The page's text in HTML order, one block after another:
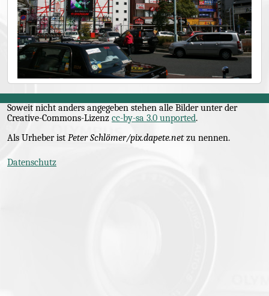
Soweit nicht anders angegeben stehen alle Bilder unter der
Creative-Commons-Lizenz cc-by-sa 3.0 unported.
Als Urheber ist Peter Schlömer/pix.dapete.netzu nennen.
Datenschutz